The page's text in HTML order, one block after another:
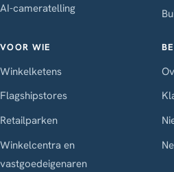
AI-cameratelling
VOOR WIE
Winkelketens
Flagshipstores
Retailparken
Winkelcentra en
vastgoedeigenaren